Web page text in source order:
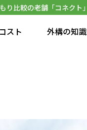
り比較の老舗「コネクト」
スト 外構の知識